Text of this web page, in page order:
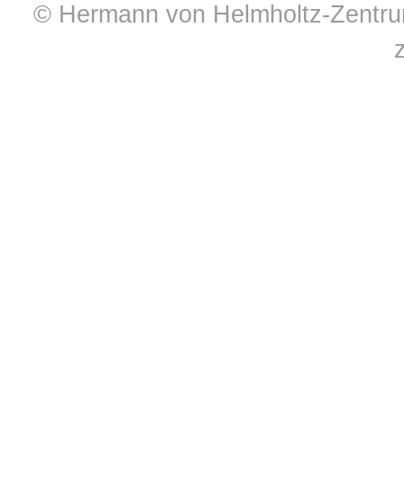
© Hermann von Helmholtz-